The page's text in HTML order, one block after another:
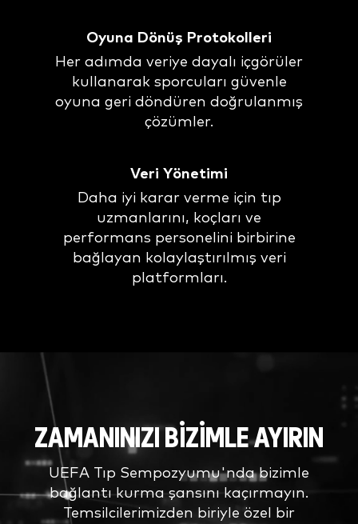
Oyuna Dönüş Protokolleri
Her adımda veriye dayalı içgörüler
kullanarak sporcuları güvenle
oyuna geri döndüren doğrulanmış
çözümler.
Veri Yönetimi
Daha iyi karar verme için tıp
uzmanlarını, koçları ve
performans personelini birbirine
bağlayan kolaylaştırılmış veri
platformları.
ZAMANINIZI BIZIMLE AYIRIN
UEFA Tıp Sempozyumu'nda bizimle
bağlantı kurma şansını kaçırmayın.
Temsilcilerimizden biriyle özel bir